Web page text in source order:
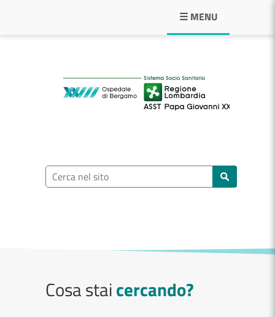
☰ MENU
ASST Papa
Ricerca nel sito
Cosa staicercando?